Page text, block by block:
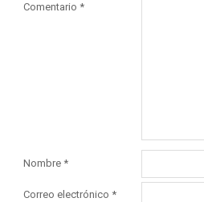
Comentario *
Nombre *
Correo electrónico *